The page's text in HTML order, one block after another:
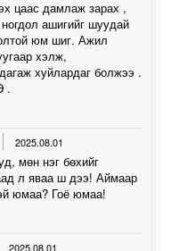
цаас дамлаж зарах ,
ашигийг шуудай
юм шиг. Ажил
хэлж,
хуйлардаг болжээ .
.
2025.08.01
мөн нэг бөхийг
л яваа ш дээ! Аймаар
юмаа? Гоё юмаа!
2025.08.01